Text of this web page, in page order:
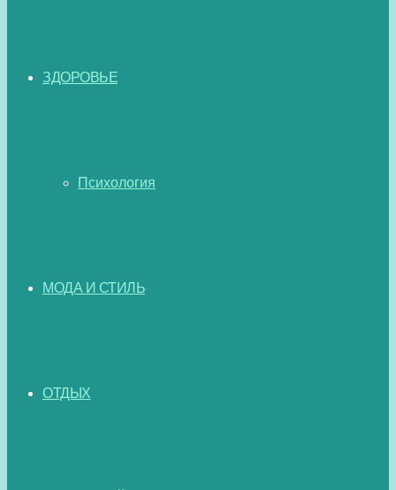
ЗДОРОВЬЕ
Психология
МОДА И СТИЛЬ
ОТДЫХ